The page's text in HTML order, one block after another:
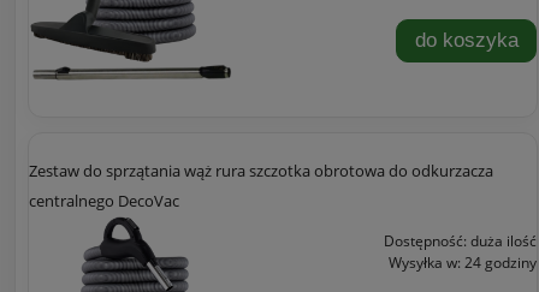
do koszyka
Zestaw do sprzątania wąż rura szczotka obrotowa do odkurzacza
centralnego DecoVac
Dostępność: duża ilość
Wysyłka w: 24 godziny